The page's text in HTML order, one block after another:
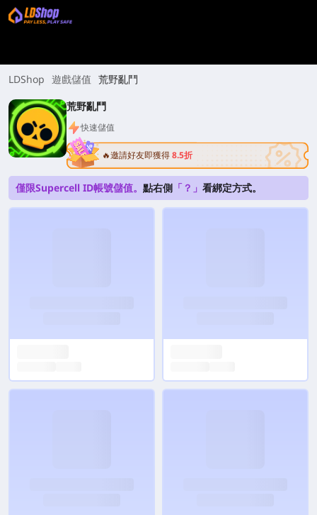
LDShop 遊戲儲值 荒野亂鬥
荒野亂鬥
快速儲值
🔥邀請好友即獲得8.5折
僅限Supercell ID帳號儲值。 點右側 「？」 看綁定方式。